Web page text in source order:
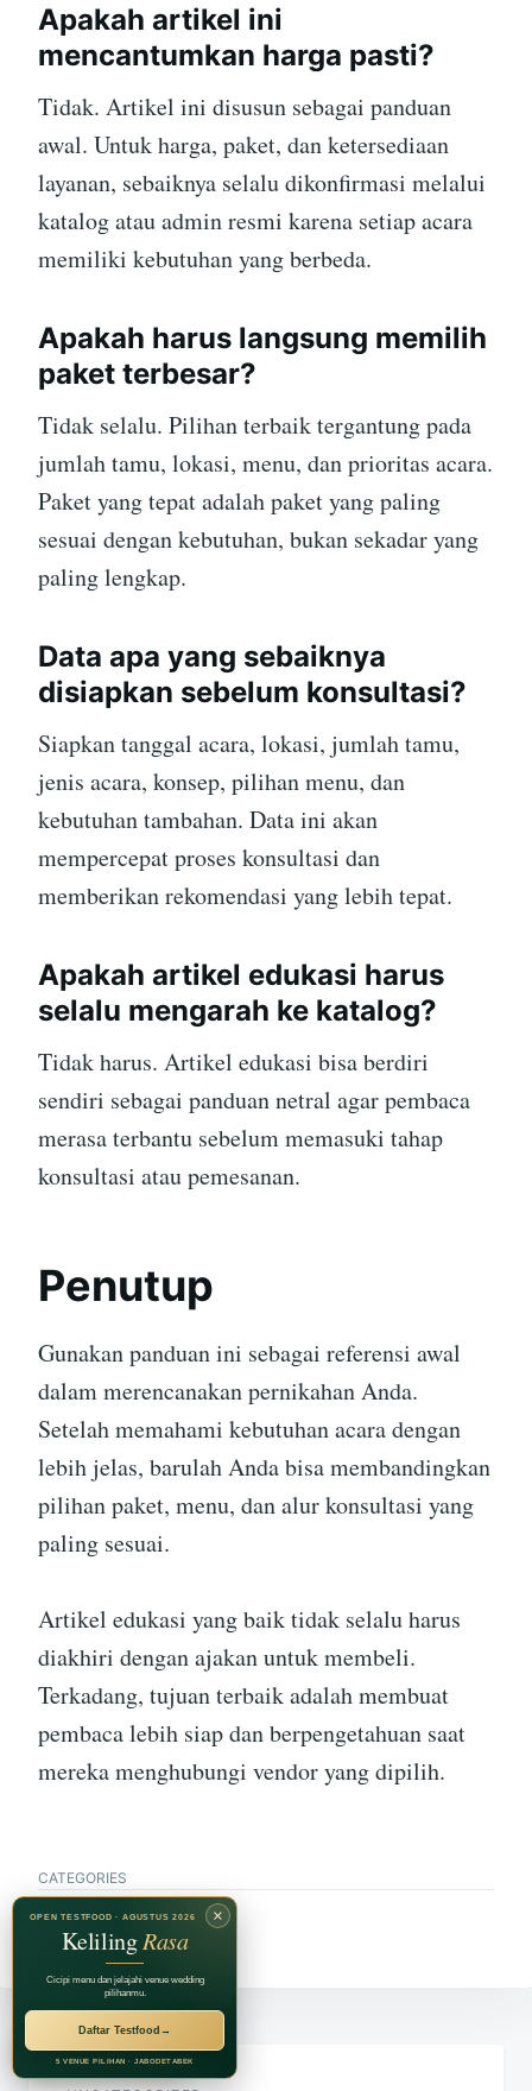
Apakah artikel ini
mencantumkan harga pasti?
Tidak. Artikel ini disusun sebagai panduan
awal. Untuk harga, paket, dan ketersediaan
layanan, sebaiknya selalu dikonfirmasi melalui
katalog atau admin resmi karena setiap acara
memiliki kebutuhan yang berbeda.
Apakah harus langsung memilih
paket terbesar?
Tidak selalu. Pilihan terbaik tergantung pada
jumlah tamu, lokasi, menu, dan prioritas acara.
Paket yang tepat adalah paket yang paling
sesuai dengan kebutuhan, bukan sekadar yang
paling lengkap.
Data apa yang sebaiknya
disiapkan sebelum konsultasi?
Siapkan tanggal acara, lokasi, jumlah tamu,
jenis acara, konsep, pilihan menu, dan
kebutuhan tambahan. Data ini akan
mempercepat proses konsultasi dan
memberikan rekomendasi yang lebih tepat.
Apakah artikel edukasi harus
selalu mengarah ke katalog?
Tidak harus. Artikel edukasi bisa berdiri
sendiri sebagai panduan netral agar pembaca
merasa terbantu sebelum memasuki tahap
konsultasi atau pemesanan.
Penutup
Gunakan panduan ini sebagai referensi awal
dalam merencanakan pernikahan Anda.
Setelah memahami kebutuhan acara dengan
lebih jelas, barulah Anda bisa membandingkan
pilihan paket, menu, dan alur konsultasi yang
paling sesuai.
Artikel edukasi yang baik tidak selalu harus
diakhiri dengan ajakan untuk membeli.
Terkadang, tujuan terbaik adalah membuat
pembaca lebih siap dan berpengetahuan saat
mereka menghubungi vendor yang dipilih.
CATEGORIES
Uncategorized
Navigasi
RECOMMENDED BY
Jagarasa Group
×
OPEN TESTFOOD · AGUSTUS 2026
KelilingRasa
Cicipi menu dan jelajahi venue wedding
pilihanmu.
Daftar Testfood →
5 VENUE PILIHAN · JABODETABEK